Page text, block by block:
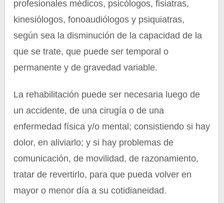
profesionales médicos, psicólogos, fisiatras,
kinesiólogos, fonoaudiólogos y psiquiatras,
según sea la disminución de la capacidad de la
que se trate, que puede ser temporal o
permanente y de gravedad variable.
La rehabilitación puede ser necesaria luego de
un accidente, de una cirugía o de una
enfermedad física y/o mental; consistiendo si hay
dolor, en aliviarlo; y si hay problemas de
comunicación, de movilidad, de razonamiento,
tratar de revertirlo, para que pueda volver en
mayor o menor día a su cotidianeidad.